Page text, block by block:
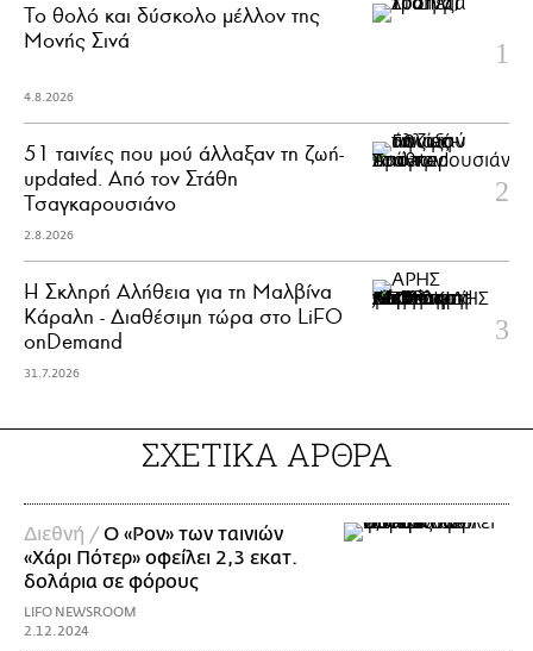
Το θολό και δύσκολο μέλλον της
Μονής Σινά
4.8.2026
51 ταινίες που μού άλλαξαν τη ζωή-
updated. Aπό τον Στάθη
Τσαγκαρουσιάνο
2.8.2026
Η Σκληρή Αλήθεια για τη Μαλβίνα
Κάραλη - Διαθέσιμη τώρα στo LiFO
onDemand
31.7.2026
ΣΧΕΤΙΚΑ ΑΡΘΡΑ
Διεθνή /Ο «Ρον» των ταινιών
«Χάρι Πότερ» οφείλει 2,3 εκατ.
δολάρια σε φόρους
LIFO NEWSROOM
2.12.2024